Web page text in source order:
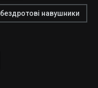
бездротові навушники